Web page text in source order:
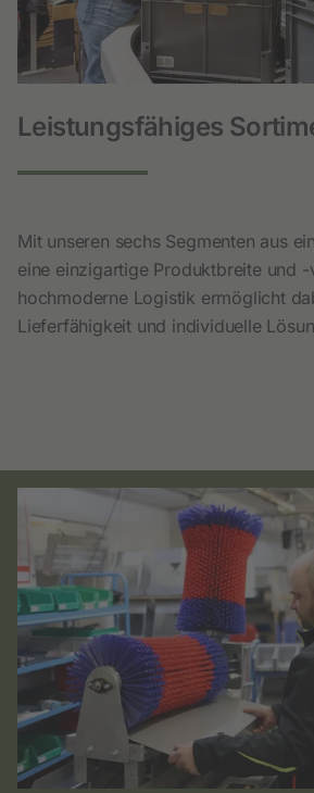
Leistungsfähiges
Mit unseren sechs Segmenten aus
eine einzigartige Produktbreite und
hochmoderne Logistik ermöglicht
Lieferfähigkeit und individuelle